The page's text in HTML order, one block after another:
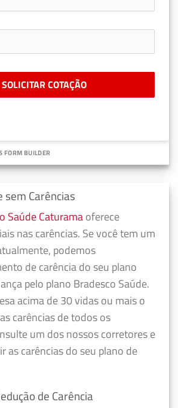
SOLICITAR COTAÇÃO
FORM BUILDER
sem Carências
Saúde Caturamaoferece
nas carências. Se você tem um
podemos
de carência do seu plano
pelo plano Bradesco Saúde.
acima de 30 vidas ou mais o
carências de todos os
um dos nossos corretores e
as carências do seu plano de
de Carência